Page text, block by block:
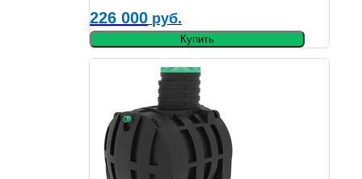
226 000 руб.
Купить